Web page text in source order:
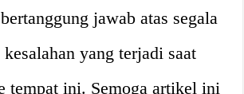
jawab atas segala
yang terjadi saat
tempat ini. Semoga artikel ini